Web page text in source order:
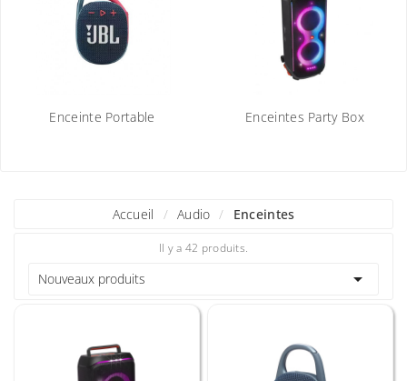
Enceinte Portable Enceintes Party Box
Accueil Audio Enceintes
Il y a 42 produits.
Nouveaux produits 